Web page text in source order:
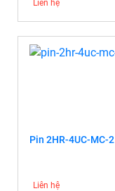
Liên hệ
Pin 2HR-4UC-MC-2
Liên hệ